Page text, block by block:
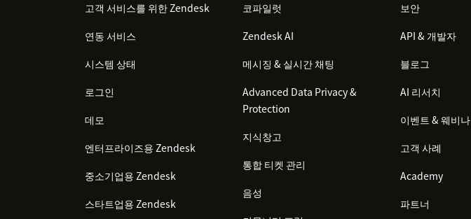
고객 서비스를 위한 Zendesk
연동 서비스
시스템 상태
로그인
데모
엔터프라이즈용 Zendesk
중소기업용 Zendesk
스타트업용 Zendesk
코파일럿
Zendesk AI
메시징 & 실시간 채팅
Advanced Data Privacy &
Protection
지식창고
통합 티켓 관리
음성
보안
API & 개발자
블로그
AI 리서치
이벤트 & 웨비나
고객 사례
Academy
파트너